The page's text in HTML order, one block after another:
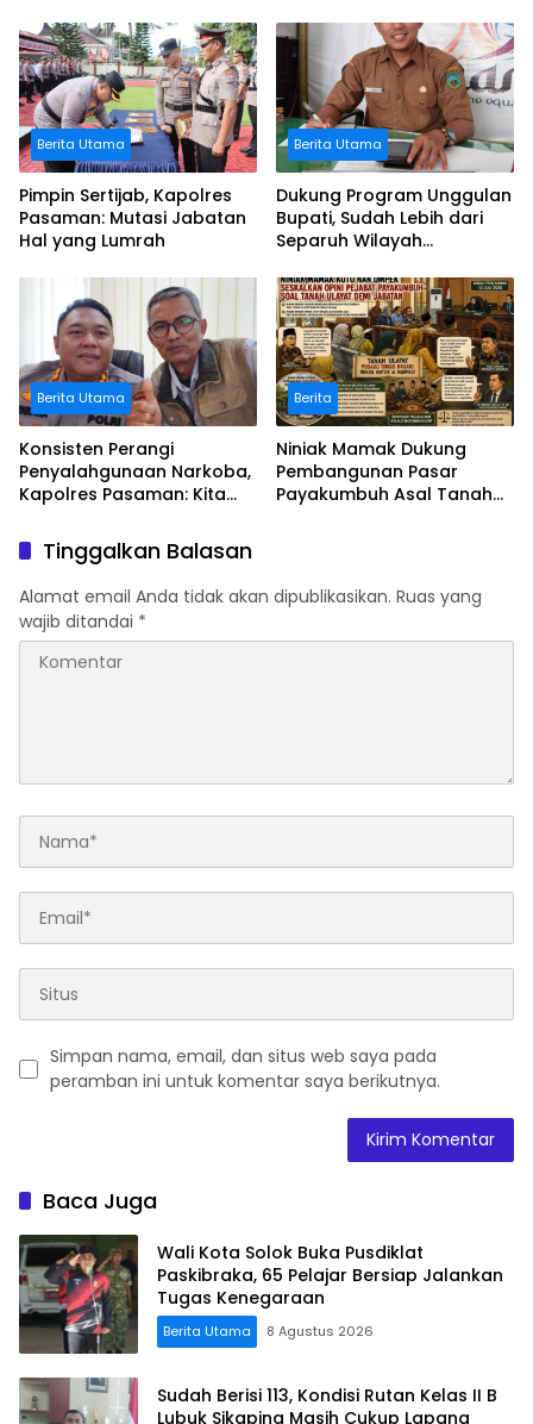
Warga Binaan
Berita Utama
Pimpin Sertijab, Kapolres
Pasaman: Mutasi Jabatan
Hal yang Lumrah
Berita Utama
Dukung Program Unggulan
Bupati, Sudah Lebih dari
Separuh Wilayah
Berhasil Terkoneksi
Berita Utama
Konsisten Perangi
Penyalahgunaan Narkoba,
Kapolres Pasaman: Kita
Hukum yang Tegas
Berita
Niniak Mamak Dukung
Pembangunan Pasar
Payakumbuh Asal Tanah
Tinggalkan Balasan
Alamat email Anda tidak akan dipublikasikan. Ruas yang
wajib ditandai *
Simpan nama, email, dan situs web saya pada
peramban ini untuk komentar saya berikutnya.
Baca Juga
Wali Kota Solok Buka Pusdiklat
Paskibraka, 65 Pelajar Bersiap Jalankan
Tugas Kenegaraan
Berita Utama 8 Agustus 2026
Sudah Berisi 113, Kondisi Rutan Kelas II B
Lubuk Sikaping Masih Cukup Lapang